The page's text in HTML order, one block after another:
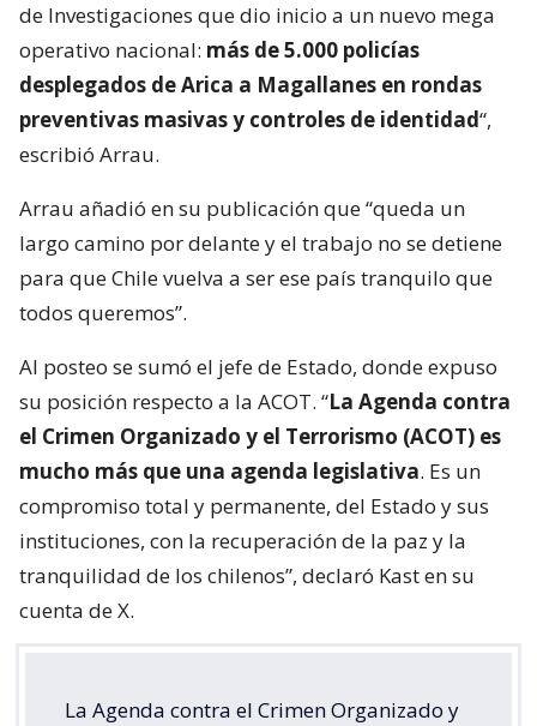
de Investigaciones que dio inicio a un nuevo mega
operativo nacional: más de 5.000 policías
desplegados de Arica a Magallanes en rondas
preventivas masivas y controles de identidad“,
escribió Arrau.
Arrau añadió en su publicación que “queda un
largo camino por delante y el trabajo no se detiene
para que Chile vuelva a ser ese país tranquilo que
todos queremos”.
Al posteo se sumó el jefe de Estado, donde expuso
su posición respecto a la ACOT. “La Agenda contra
el Crimen Organizado y el Terrorismo (ACOT) es
mucho más que una agenda legislativa. Es un
compromiso total y permanente, del Estado y sus
instituciones, con la recuperación de la paz y la
tranquilidad de los chilenos”, declaró Kast en su
cuenta de X.
La Agenda contra el Crimen Organizado y